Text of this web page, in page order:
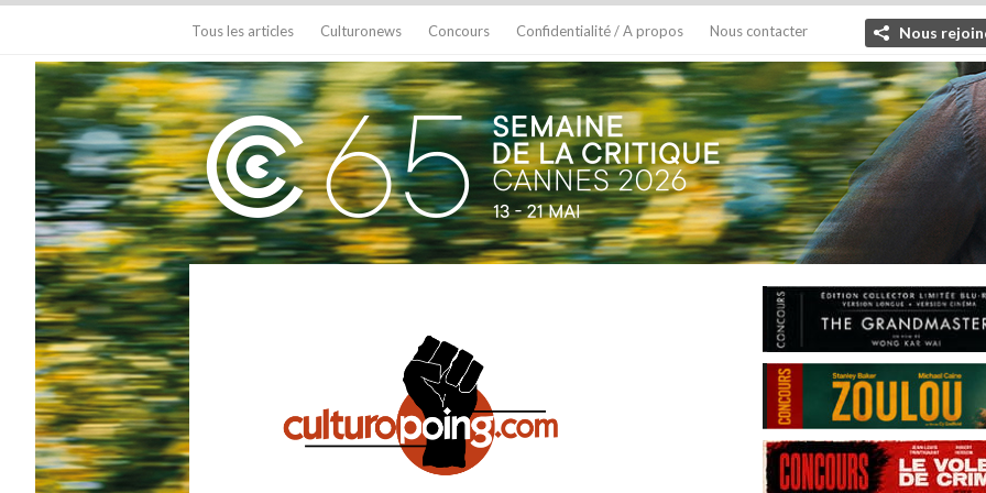
Tous les articles Culturonews Concours Confidentialité / A propos Nous contacter Nous